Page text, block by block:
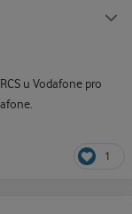
u Vodafone pro
1